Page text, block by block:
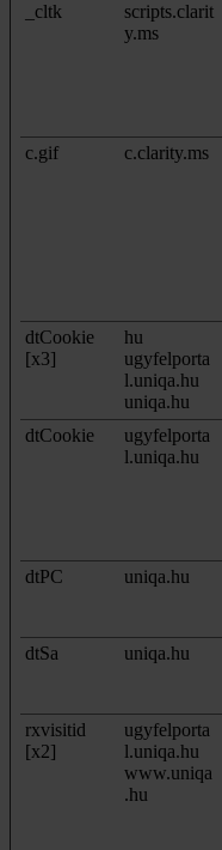
_cltk
scripts.clarit
y.ms
c.gif
c.clarity.ms
dtCookie
[x3]
hu
ugyfelporta
l.uniqa.hu
uniqa.hu
dtCookie
ugyfelporta
l.uniqa.hu
dtPC
uniqa.hu
dtSa
uniqa.hu
rxvisitid
[x2]
ugyfelporta
l.uniqa.hu
www.uniqa
.hu